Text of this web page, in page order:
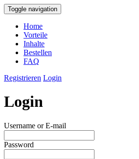
Toggle navigation
Home
Vorteile
Inhalte
Bestellen
FAQ
Registrieren Login
Login
Username or E-mail
Password